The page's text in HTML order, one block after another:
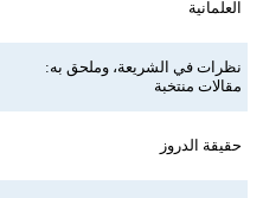
العلمانية
نظرات في الشريعة، وملحق به:
مقالات منتخبة
حقيقة الدروز